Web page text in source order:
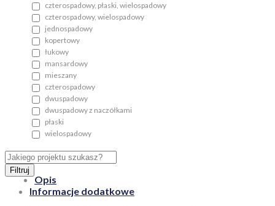
czterospadowy, płaski, wielospadowy
czterospadowy, wielospadowy
jednospadowy
kopertowy
łukowy
mansardowy
mieszany
czterospadowy
dwuspadowy
dwuspadowy z naczółkami
płaski
wielospadowy
Filtruj
Opis
Informacje dodatkowe